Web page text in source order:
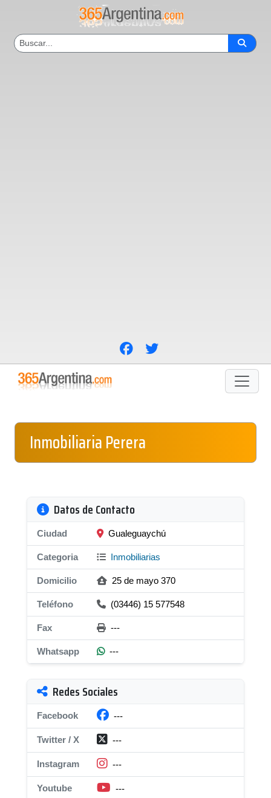
Inmobiliaria Perera
Datos de Contacto
Ciudad Gualeguaychú
Categoria Inmobiliarias
Domicilio 25 de mayo 370
Teléfono (03446) 15 577548
Fax ---
Whatsapp ---
Redes Sociales
Facebook ---
Twitter / X ---
Instagram ---
Youtube ---